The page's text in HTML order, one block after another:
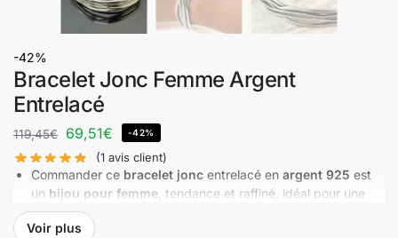
-42%
Bracelet Jonc Femme​ Argent
Entrelacé
119,45€ 69,51€ -42%
(1 avis client)
Commander ce bracelet jonc entrelacé en argent 925 est
un bijou pour femme , tendance et raffiné, idéal pour une
touche d’élégance. Avec son poinçon 925 sterling,
garantit une qualité durable
Voir plus